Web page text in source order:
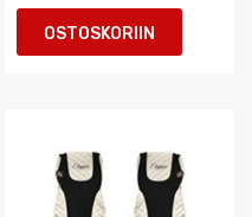
OSTOSKORIIN